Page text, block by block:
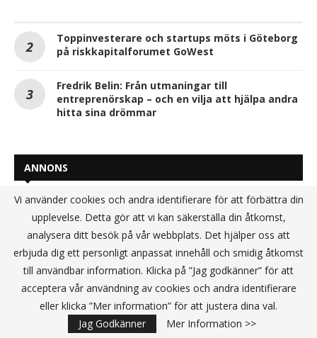
Toppinvesterare och startups möts i Göteborg
på riskkapitalforumet GoWest
Fredrik Belin: Från utmaningar till
entreprenörskap – och en vilja att hjälpa andra
hitta sina drömmar
ANNONS
Vi använder cookies och andra identifierare för att förbättra din
upplevelse. Detta gör att vi kan säkerställa din åtkomst,
analysera ditt besök på vår webbplats. Det hjälper oss att
erbjuda dig ett personligt anpassat innehåll och smidig åtkomst
till användbar information. Klicka på ”Jag godkänner” för att
acceptera vår användning av cookies och andra identifierare
eller klicka ”Mer information” för att justera dina val.
Jag Godkänner
Mer Information >>